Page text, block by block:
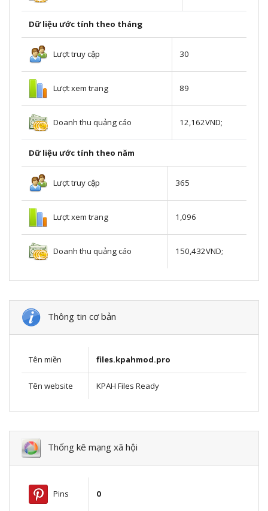
Dữ liệu ước tính theo tháng
Lượt truy cập 30
Lượt xem trang 89
Doanh thu quảng cáo 12,162VND;
Dữ liệu ước tính theo năm
Lượt truy cập 365
Lượt xem trang 1,096
Doanh thu quảng cáo 150,432VND;
Thông tin cơ bản
Tên miền files.kpahmod.pro
Tên website KPAH Files Ready
Thống kê mạng xã hội
Pins 0